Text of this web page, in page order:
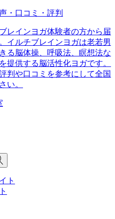
・口コミ・評判
レインヨガ体験者の方から届
イルチブレインヨガは老若男
る脳体操、呼吸法、瞑想法な
提供する脳活性化ヨガです。
判や口コミを参考にして全国
い。